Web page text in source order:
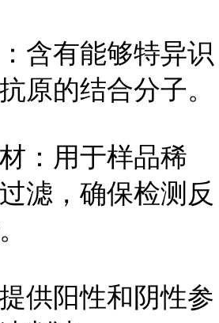
含有能够特异识
原的结合分子。
：用于样品稀
滤，确保检测反
供阳性和阴性参